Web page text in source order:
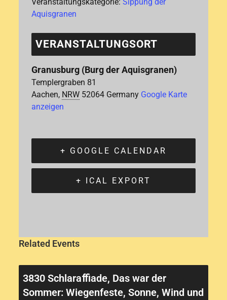
Aquisgranen
VERANSTALTUNGSORT
Granusburg (Burg der Aquisgranen)
Templergraben 81
Aachen, NRW 52064 Germany Google Karte
anzeigen
+ GOOGLE CALENDAR
+ ICAL EXPORT
Related Events
3830 Schlaraﬃade, Das war der
Sommer: Wiegenfeste, Sonne, Wind und